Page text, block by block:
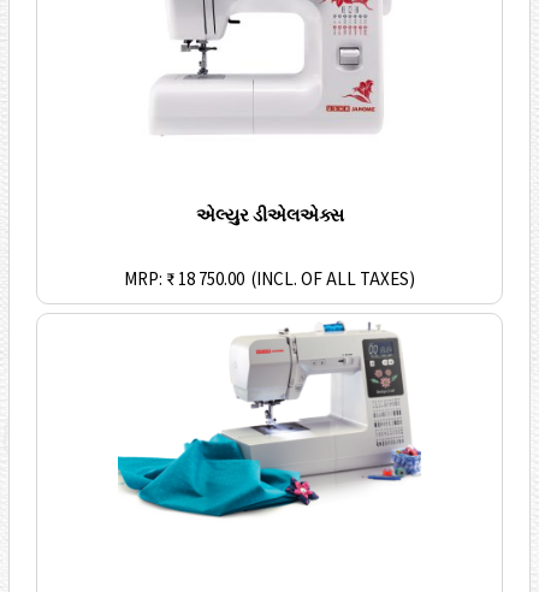
એલ્યુર ડીએલએક્સ
MRP: ₹ 18 750.00 (INCL. OF ALL TAXES)